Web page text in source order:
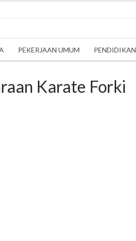
PEKERJAAN UMUM PENDIDIKAN
Karate Forki